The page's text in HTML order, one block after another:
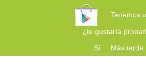
Tenemos
¿te gustaría
Sí
Más tarde